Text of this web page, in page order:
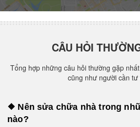
CÂU HỎI
Tổng hợp những câu hỏi thường gặp
cũng như người cần tư
❖ Nên sửa chữa nhà trong
nào?